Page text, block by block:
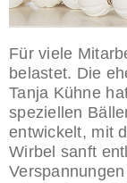
Für viele
belastet. Die
Tanja Kühne
speziellen
entwickelt, mit
Wirbel sanft